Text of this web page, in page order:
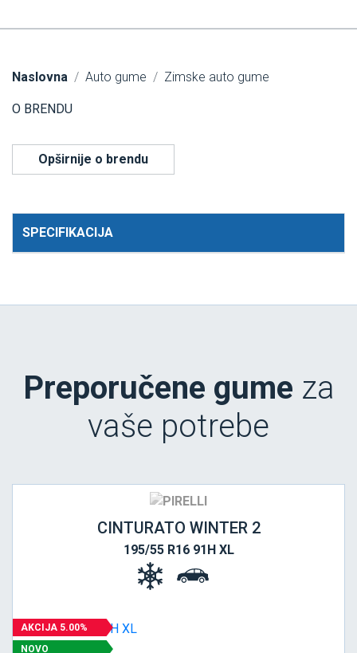
Naslovna Auto gume Zimske auto gume
O BRENDU
Opširnije o brendu
SPECIFIKACIJA
Preporučene gume za
vaše potrebe
CINTURATO WINTER 2
195/55 R16 91H XL
AKCIJA 5.00%
NOVO